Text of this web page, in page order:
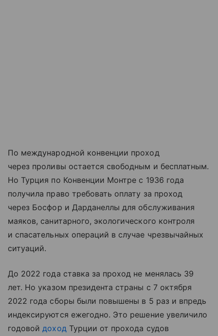
По международной конвенции проход
через проливы остается свободным и бесплатным.
Но Турция по Конвенции Монтре с 1936 года
получила право требовать оплату за проход
через Босфор и Дарданеллы для обслуживания
маяков, санитарного, экологического контроля
и спасательных операций в случае чрезвычайных
ситуаций.
До 2022 года ставка за проход не менялась 39
лет. Но указом президента страны с 7 октября
2022 года сборы были повышены в 5 раз и впредь
индексируются ежегодно. Это решение увеличило
годовойдоход Турции от прохода судов